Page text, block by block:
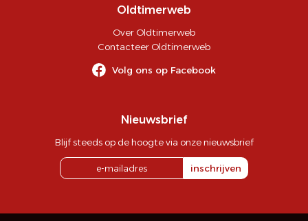
Oldtimerweb
Over Oldtimerweb
Contacteer Oldtimerweb
Volg ons op Facebook
Nieuwsbrief
Blijf steeds op de hoogte via onze nieuwsbrief
inschrijven